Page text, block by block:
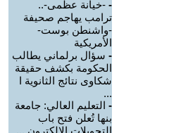
- -خيانة عظمى-..
ترامب يهاجم صحيفة
-واشنطن بوست-
الأمريكية
- سؤال برلماني يطالب
الحكومة بكشف حقيقة
شكاوى نتائج الثانوية ا
...
- التعليم العالي: جامعة
بنها تُعلن فتح باب
التحويلات الإلكترون ...